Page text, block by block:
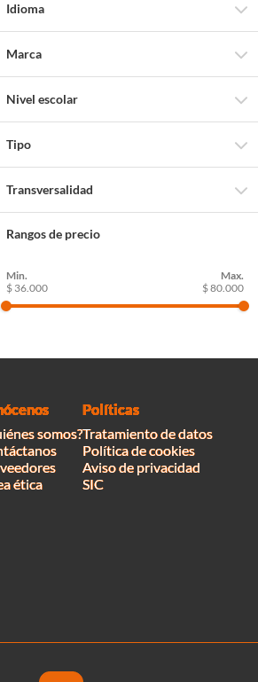
Idioma
Marca
Panamericana Editorial
Nivel escolar
Tipo
Transversalidad
Rangos de precio
$ 36.000 $ 80.000
somos?
ética
Políticas
Tratamiento de datos
Política de cookies
Aviso de privacidad
SIC